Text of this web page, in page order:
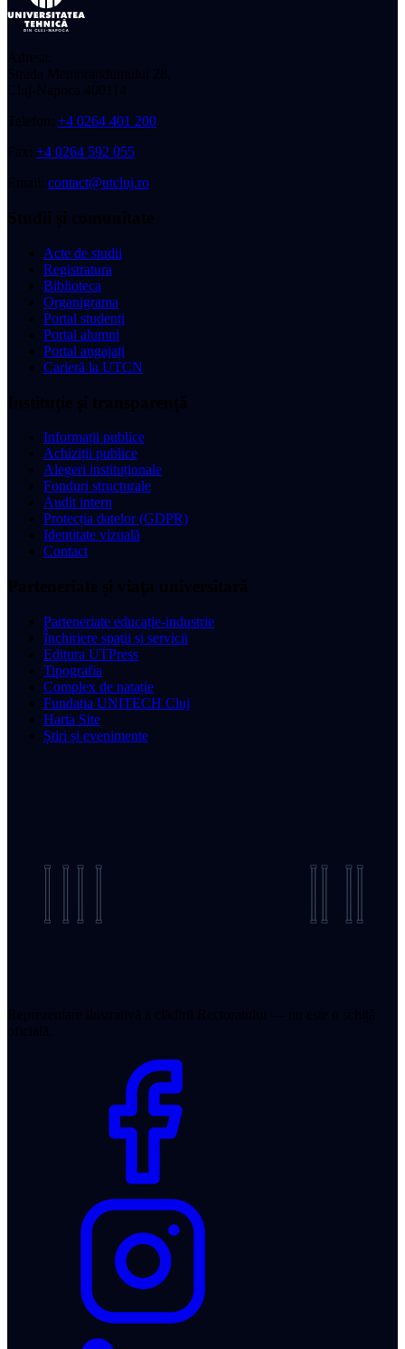
+4 0264 401 200
+4 0264 592 055
contact@utcluj.ro
Acte de studii
Registratura
Biblioteca
Organigrama
Portal studenți
Portal alumni
Portal angajați
Carieră la UTCN
Informații publice
Achiziții publice
Alegeri instituționale
Fonduri structurale
Audit intern
Protecția datelor (GDPR)
Identitate vizuală
Contact
Parteneriate educație-industrie
Închiriere spații și servicii
Editura UTPress
Tipografia
Complex de natație
Fundația UNITECH Cluj
Harta Site
Știri și evenimente